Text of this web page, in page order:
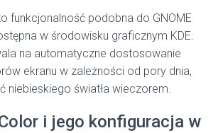
funkcjonalność podobna do GNOME
w środowisku graficznym KDE.
na automatyczne dostosowanie
ekranu w zależności od pory dnia,
niebieskiego światła wieczorem.
i jego konfiguracja w